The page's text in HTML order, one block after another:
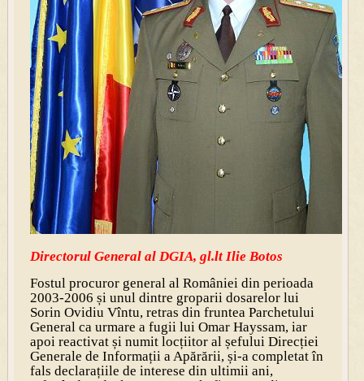
Directorul General al DGIA, gl.lt Ilie Botos
Fostul procuror general al României din perioada
2003-2006 și unul dintre groparii dosarelor lui
Sorin Ovidiu Vîntu, retras din fruntea Parchetului
General ca urmare a fugii lui Omar Hayssam, iar
apoi reactivat și numit locțiitor al șefului Direcției
Generale de Informații a Apărării, și-a completat în
fals declarațiile de interese din ultimii ani,